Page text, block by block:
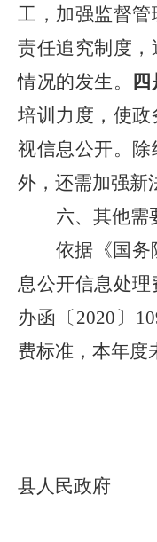
工，加强监督
责任追究制度
情况的发生。
培训力度，使
视信息公开。
外，还需加强新
六、其他需
依据《国务
息公开信息处
办函〔2020〕
费标准，本年度
县人民政府